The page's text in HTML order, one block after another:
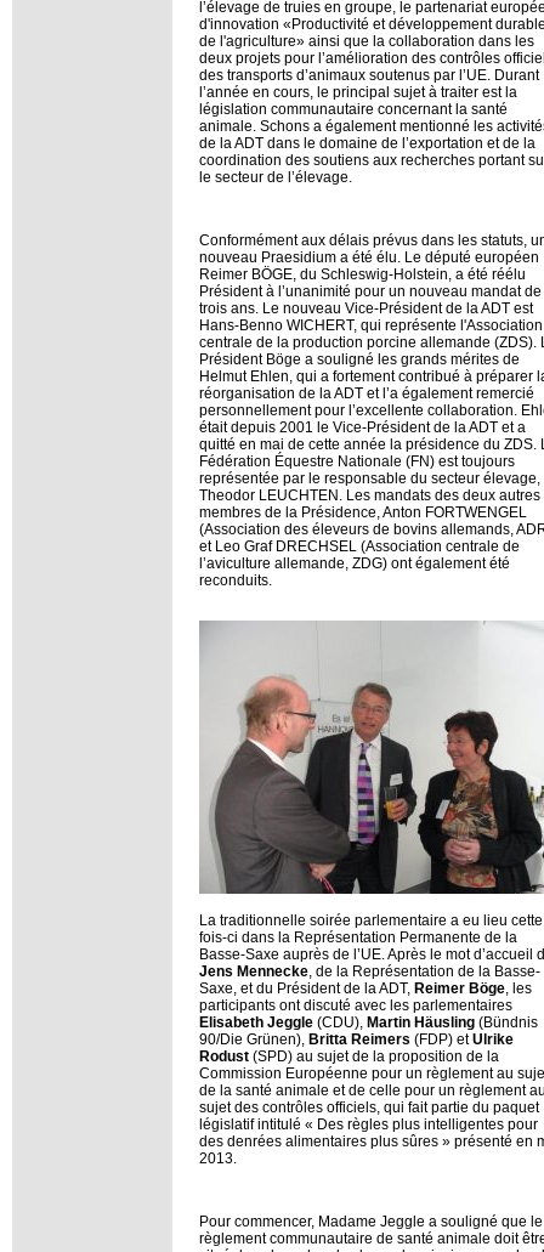
l’élevage de truies en groupe, le partenariat
d'innovation «Productivité et développement
de l'agriculture» ainsi que la collaboration dans les
deux projets pour l’amélioration des contrôles
des transports d’animaux soutenus par l’UE. Durant
l’année en cours, le principal sujet à traiter est la
législation communautaire concernant la santé
animale. Schons a également mentionné les
de la ADT dans le domaine de l’exportation et de la
coordination des soutiens aux recherches portant
le secteur de l’élevage.
Conformément aux délais prévus dans les statuts,
nouveau Praesidium a été élu. Le député européen
Reimer BÖGE, du Schleswig-Holstein, a été réélu
Président à l’unanimité pour un nouveau mandat de
trois ans. Le nouveau Vice-Président de la ADT est
Hans-Benno WICHERT, qui représente l'Association
centrale de la production porcine allemande (ZDS).
Président Böge a souligné les grands mérites de
Helmut Ehlen, qui a fortement contribué à préparer
réorganisation de la ADT et l’a également remercié
personnellement pour l’excellente collaboration.
était depuis 2001 le Vice-Président de la ADT et a
quitté en mai de cette année la présidence du ZDS.
Fédération Équestre Nationale (FN) est toujours
représentée par le responsable du secteur élevage,
Theodor LEUCHTEN. Les mandats des deux autres
membres de la Présidence, Anton FORTWENGEL
(Association des éleveurs de bovins allemands,
et Leo Graf DRECHSEL (Association centrale de
l’aviculture allemande, ZDG) ont également été
reconduits.
La traditionnelle soirée parlementaire a eu lieu cette
fois-ci dans la Représentation Permanente de la
Basse-Saxe auprès de l’UE. Après le mot d’accueil
Jens Mennecke, de la Représentation de la Basse-
Saxe, et du Président de la ADT, Reimer Böge, les
participants ont discuté avec les parlementaires
Elisabeth Jeggle (CDU), Martin Häusling (Bündnis
90/Die Grünen), Britta Reimers (FDP) etUlrike
Rodust (SPD) au sujet de la proposition de la
Commission Européenne pour un règlement au
de la santé animale et de celle pour un règlement
sujet des contrôles officiels, qui fait partie du paquet
législatif intitulé « Des règles plus intelligentes pour
des denrées alimentaires plus sûres » présenté en
2013.
Pour commencer, Madame Jeggle a souligné que le
règlement communautaire de santé animale doit